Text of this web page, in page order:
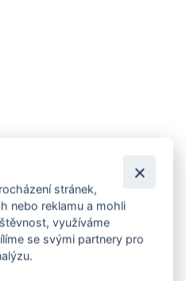
stránek,
nebo reklamu a mohli
využíváme
se svými partnery pro